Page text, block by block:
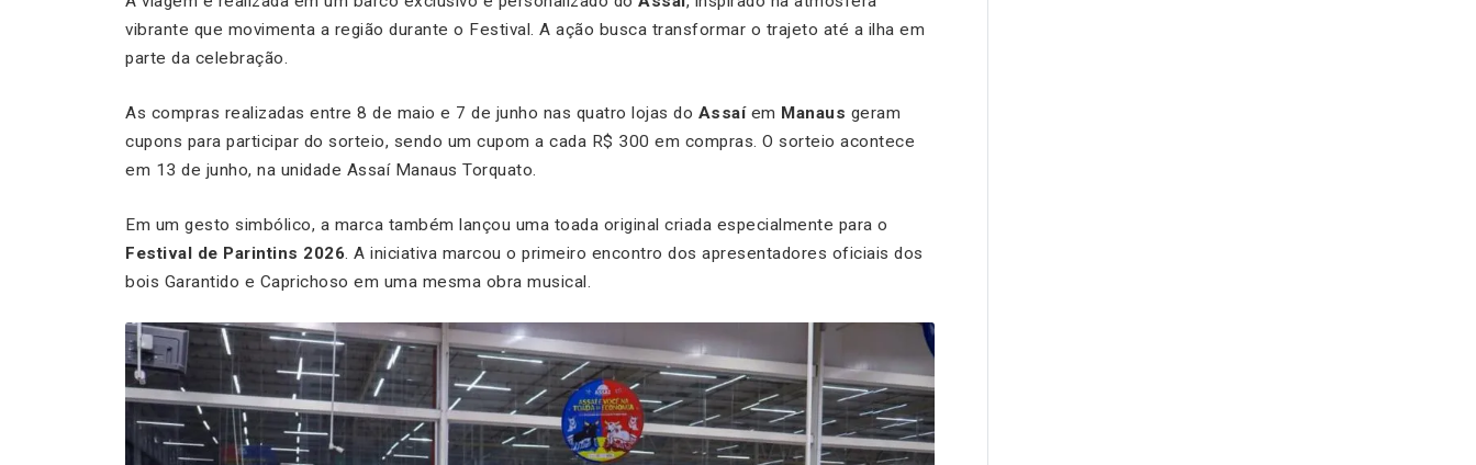
vibrante que movimenta a região durante o Festival. A ação busca transformar o trajeto até a ilha em
parte da celebração.
As compras realizadas entre 8 de maio e 7 de junho nas quatro lojas do Assaíem Manaus geram
cupons para participar do sorteio, sendo um cupom a cada R$ 300 em compras. O sorteio acontece
em 13 de junho, na unidade Assaí Manaus Torquato.
Em um gesto simbólico, a marca também lançou uma toada original criada especialmente para o
Festival de Parintins 2026. A iniciativa marcou o primeiro encontro dos apresentadores oficiais dos
bois Garantido e Caprichoso em uma mesma obra musical.